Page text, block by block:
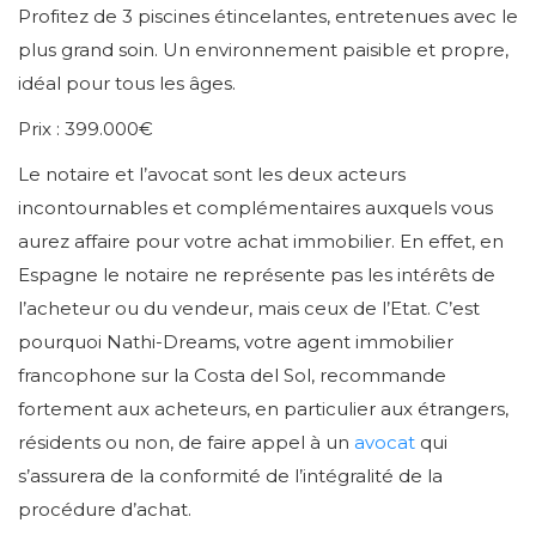
Profitez de 3 piscines étincelantes, entretenues avec le
plus grand soin. Un environnement paisible et propre,
idéal pour tous les âges.
Prix : 399.000€
Le notaire et l’avocat sont les deux acteurs
incontournables et complémentaires auxquels vous
aurez affaire pour votre achat immobilier. En effet, en
Espagne le notaire ne représente pas les intérêts de
l’acheteur ou du vendeur, mais ceux de l’Etat. C’est
pourquoi Nathi-Dreams, votre agent immobilier
francophone sur la Costa del Sol, recommande
fortement aux acheteurs, en particulier aux étrangers,
résidents ou non, de faire appel à un avocat qui
s’assurera de la conformité de l’intégralité de la
procédure d’achat.